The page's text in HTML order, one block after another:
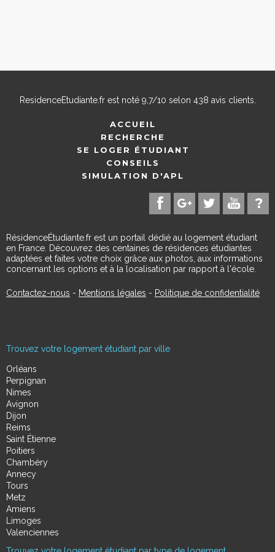
ResidenceEtudiante.frest noté 9,7/10 selon 438 avis clients.
ACCUEIL
RECHERCHE
SE LOGER ÉTUDIANT
CONSEILS
SIMULATION D'APL
RésidenceÉtudiante.fr est un portail dédié au logement étudiant
en France. Découvrez des centaines de résidences étudiantes
adaptées et faites votre choix grâce aux photos, aux informations
concernant les options et à la localisation par rapport à l'école.
Contactez-nous - Mentions légales - Politique de confidentialité
Trouvez votre logement étudiant par ville
Orléans
Perpignan
Nimes
Avignon
Dijon
Reims
Saint Étienne
Poitiers
Chambéry
Annecy
Tours
Metz
Amiens
Limoges
Valenciennes